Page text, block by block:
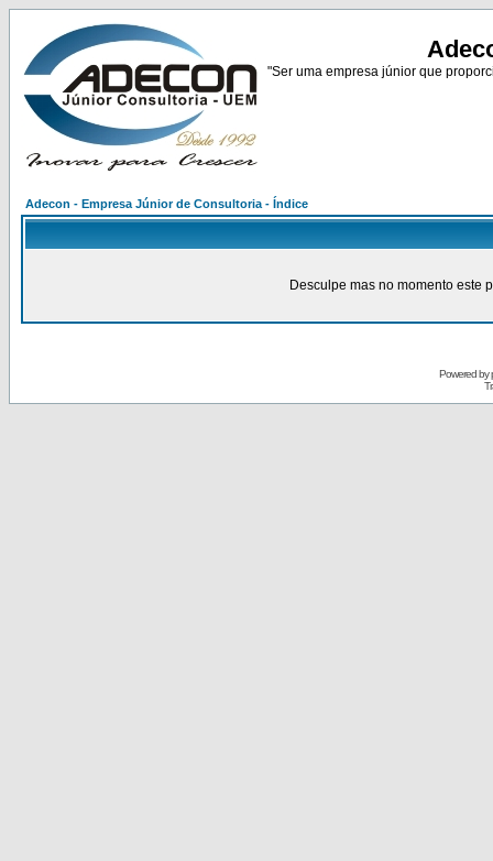
"Ser uma empresa júnior que
Adecon - Empresa Júnior de Consultoria - Índice
Desculpe mas no momento este
Powered by